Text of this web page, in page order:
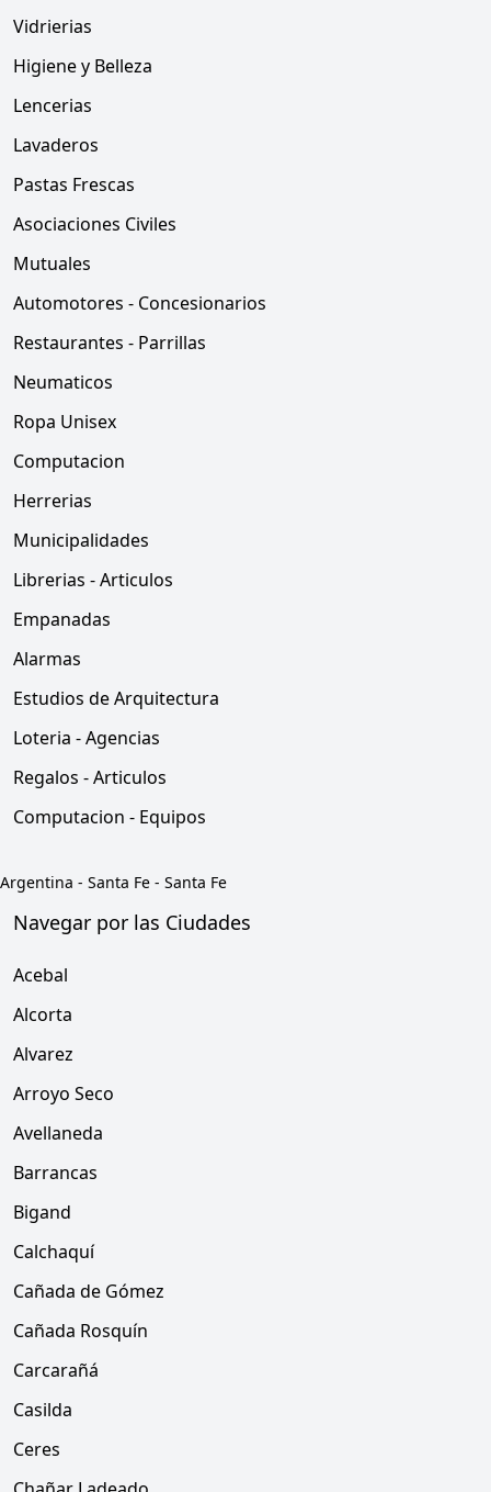
Vidrierias
Higiene y Belleza
Lencerias
Lavaderos
Pastas Frescas
Asociaciones Civiles
Mutuales
Automotores - Concesionarios
Restaurantes - Parrillas
Neumaticos
Ropa Unisex
Computacion
Herrerias
Municipalidades
Librerias - Articulos
Empanadas
Alarmas
Estudios de Arquitectura
Loteria - Agencias
Regalos - Articulos
Computacion - Equipos
Argentina - Santa Fe - Santa Fe
Navegar por las Ciudades
Acebal
Alcorta
Alvarez
Arroyo Seco
Avellaneda
Barrancas
Bigand
Calchaquí
Cañada de Gómez
Cañada Rosquín
Carcarañá
Casilda
Ceres